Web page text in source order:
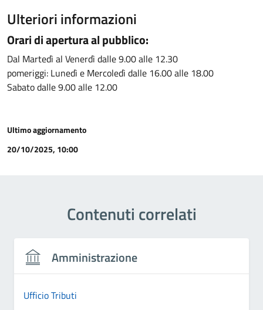
Ulteriori informazioni
Orari di apertura al pubblico:
Dal Martedì al Venerdì dalle 9.00 alle 12.30
pomeriggi: Lunedì e Mercoledì dalle 16.00 alle 18.00
Sabato dalle 9.00 alle 12.00
Ultimo aggiornamento
20/10/2025, 10:00
Contenuti correlati
Amministrazione
Ufficio Tributi